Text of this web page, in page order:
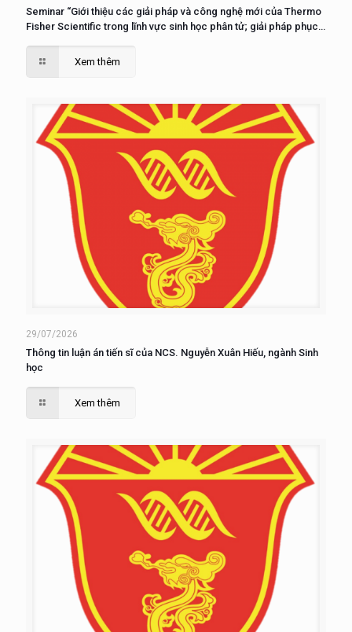
Seminar “Giới thiệu các giải pháp và công nghệ mới của Thermo
Fisher Scientific trong lĩnh vực sinh học phân tử; giải pháp phục
Xem thêm
29/07/2026
Thông tin luận án tiến sĩ của NCS. Nguyễn Xuân Hiếu, ngành Sinh
học
Xem thêm